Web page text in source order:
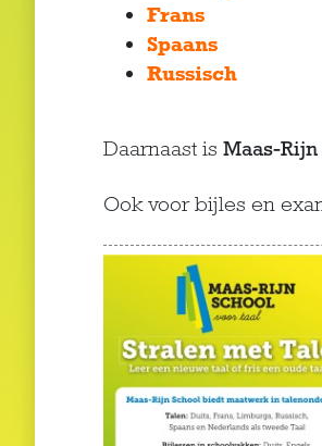
Frans
Spaans
Russisch
Daarnaast is Maas-
Ook voor bijles en